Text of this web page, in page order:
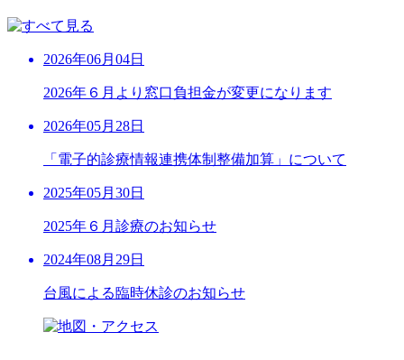
2026年06月04日
2026年６月より窓口負担金が変更になります
2026年05月28日
「電子的診療情報連携体制整備加算」について
2025年05月30日
2025年６月診療のお知らせ
2024年08月29日
台風による臨時休診のお知らせ